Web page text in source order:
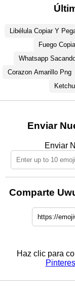
Libélula Copiar Y
Fuego
Whatsapp
Corazon Amarillo Png
Enviar
Enviar
Comparte
Haz clic para